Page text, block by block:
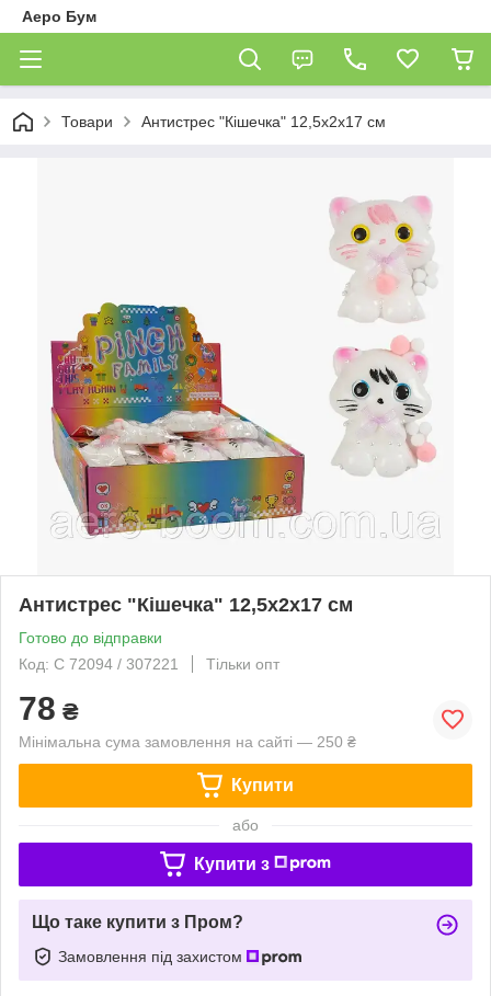
Аеро Бум
Товари Антистрес "Кішечка" 12,5х2х17 см
Антистрес "Кішечка" 12,5х2х17 см
Готово до відправки
Код: C 72094 / 307221
Тільки опт
78 ₴
Мінімальна сума замовлення на сайті — 250 ₴
Купити
або
Купити з
Що таке купити з Пром?
Замовлення під захистом